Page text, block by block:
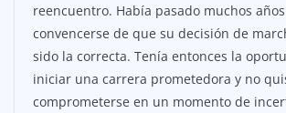
reencuentro. Había pasado muchos
convencerse de que su decisión de
sido la correcta. Tenía entonces la
iniciar una carrera prometedora y no
comprometerse en un momento de